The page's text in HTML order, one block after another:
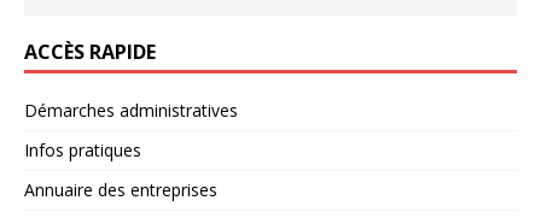
ACCÈS RAPIDE
Démarches administratives
Infos pratiques
Annuaire des entreprises